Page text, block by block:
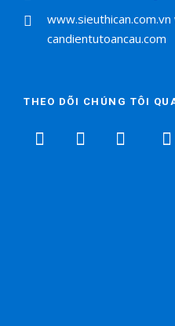
www.sieuthican.com.vn
candientutoancau.com
THEO DÕI CHÚNG TÔI